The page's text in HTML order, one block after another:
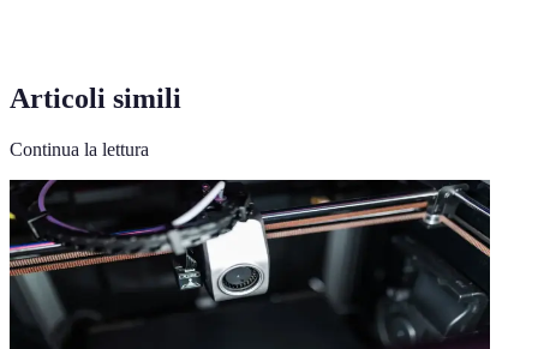
Articoli simili
Continua la lettura